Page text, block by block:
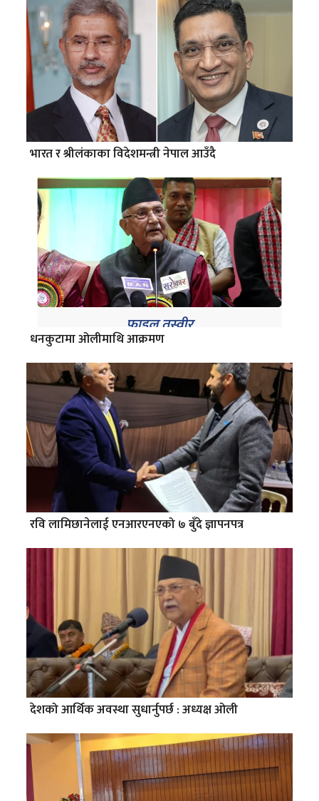
भारत र श्रीलंकाका विदेशमन्त्री नेपाल आउँदै
धनकुटामा ओलीमाथि आक्रमण
रवि लामिछानेलाई एनआरएनएको ७ बुँदे ज्ञापनपत्र
देशको आर्थिक अवस्था सुधार्नुपर्छ : अध्यक्ष ओली